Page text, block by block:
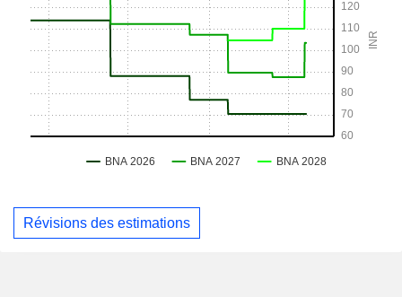
Révisions des estimations